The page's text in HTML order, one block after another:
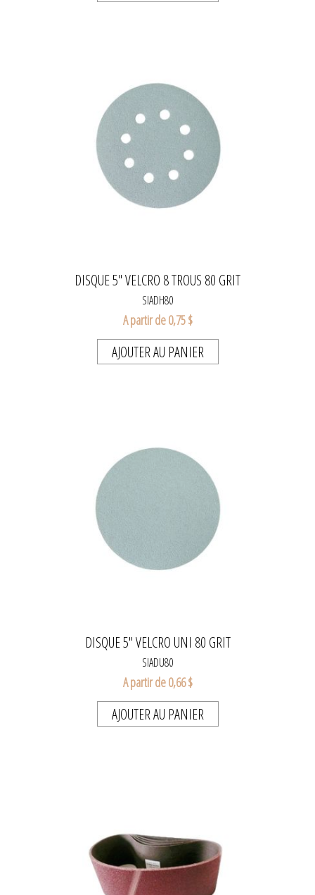
DISQUE 5" VELCRO 8 TROUS 80 GRIT
SIADH80
A partir de 0,75 $
AJOUTER AU PANIER
DISQUE 5" VELCRO UNI 80 GRIT
SIADU80
A partir de 0,66 $
AJOUTER AU PANIER